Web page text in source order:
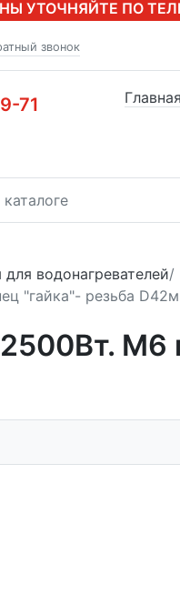
УТОЧНЯЙТЕ ПО
звонок
71 Главная
водонагревателей
"гайка"- резьба